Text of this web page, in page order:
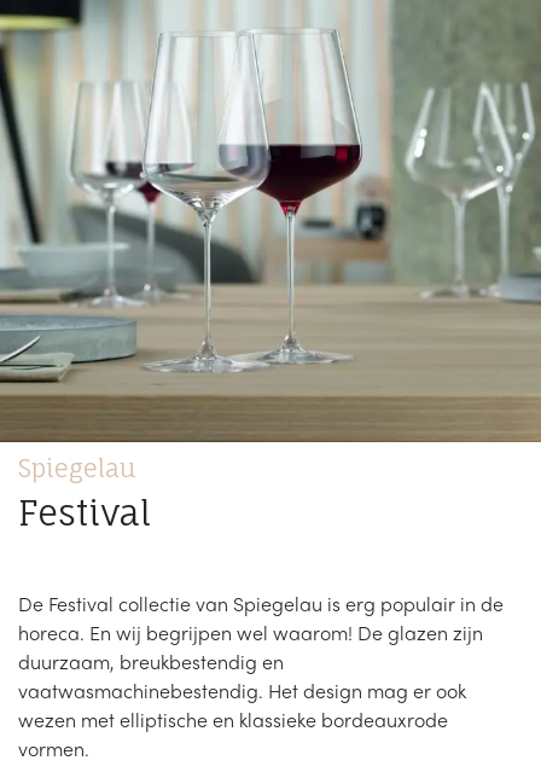
Spiegelau
Festival
De Festival collectie van Spiegelau is erg populair in de
horeca. En wij begrijpen wel waarom! De glazen zijn
duurzaam, breukbestendig en
vaatwasmachinebestendig. Het design mag er ook
wezen met elliptische en klassieke bordeauxrode
vormen.